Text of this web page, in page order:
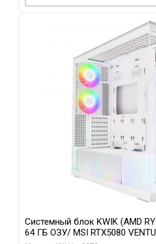
Системный блок KWIK (AMD
64 ГБ ОЗУ/ MSI RTX5080